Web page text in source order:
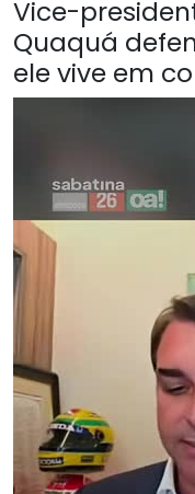
Vice-
Quaquá
ele vive em